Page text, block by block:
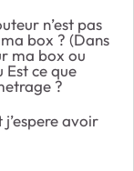
n’est pas
box ? (Dans
ma box ou
Est ce que
?
avoir